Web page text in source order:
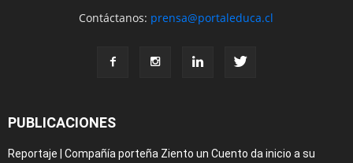
Contáctanos: prensa@portaleduca.cl
PUBLICACIONES
Reportaje | Compañía porteña Ziento un Cuento da inicio a su